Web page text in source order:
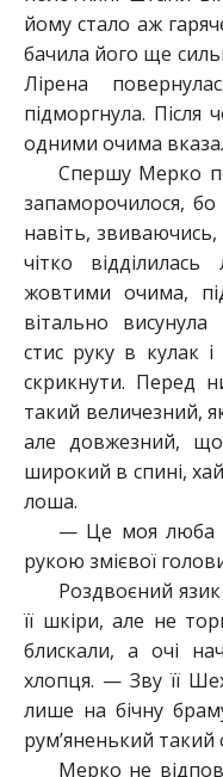
йому стало аж
бачила його ще
Лірена
підморгнула. Після
одними очима
Спершу Мерко
запаморочилося, бо
навіть, звиваючись,
чітко
жовтими очима,
вітально
стис руку в кулак
скрикнути. Перед
такий величезний,
але довжезний,
широкий в спині,
лоша.
— Це моя люба
рукою змієвої
Роздвоєний
її шкіри, але не
блискали, а очі
хлопця. — Зву її
лише на бічну
рум’яненький такий
Мерко не